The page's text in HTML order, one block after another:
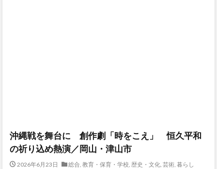
沖縄戦を舞台に 創作劇「時をこえ」 恒久平和
の祈り込め熱演／岡山・津山市
2026年6月23日 総合, 教育・保育・学校, 歴史・文化, 芸術, 暮らし